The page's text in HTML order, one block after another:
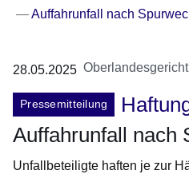
Auffahrunfall nach
28.05.2025
Pressemitteilung
Auffahrunfall nach
Unfallbeteiligte haften je zur